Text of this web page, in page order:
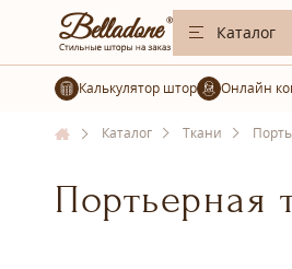
Каталог
Калькулятор штор
Каталог Ткани
Портьерная